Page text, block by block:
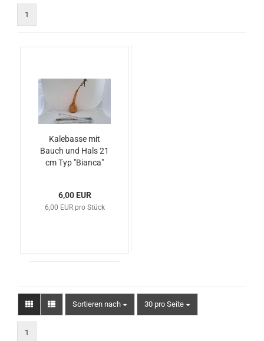
1
Kalebasse mit
Bauch und Hals 21
cm Typ "Bianca"
6,00 EUR
6,00 EUR pro Stück
Sortieren nach
Sortieren nach 30 pro Seite
pro Seite
1